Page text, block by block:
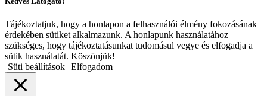
Tájékoztatjuk, hogy a honlapon a felhasználói élmény fokozásának
érdekében sütiket alkalmazunk. A honlapunk használatához
szükséges, hogy tájékoztatásunkat tudomásul vegye és elfogadja a
sütik használatát. Köszönjük!
Süti beállítások Elfogadom